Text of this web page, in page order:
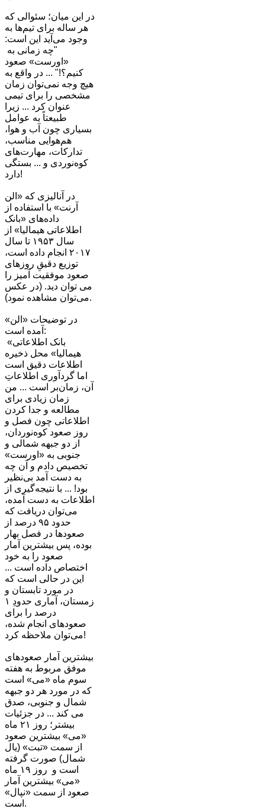
در این میان؛ سئوالی که
هر ساله برای تیم‌ها به
وجود می‌آید این است:
"چه زمانی به
«اورست» صعود
کنیم؟!" ... در واقع به
هیچ وجه نمی‌توان زمان
مشخصی را برای تیمی
عنوان کرد ... زیرا
طبیعتاً به عوامل
بسیاری چون آب و هوا،
هم‌هوایی مناسب،
تدارکات، مهارت‌های
کوه‌نوردی و ... بستگی
دارد!
در آنالیزی که «الن
آرنت» با استفاده از
داده‌های «بانک
اطلاعاتی هیمالیا» از
سال ١۹۵٣ تا سال
٢٠١٧ انجام داده است،
توزیع دقیقِ روزهای
صعود موفقیت آمیز را
می توان دید. (در عکس
می‌توان مشاهده نمود).
در توضیحات «الن»
آمده است:
«بانک اطلاعاتی
هیمالیا» محل ذخیره
اطلاعات دقیق است
اما گردآوری اطلاعاتِ
آن، زمان‌بر است ... من
زمان زیادی برای
مطالعه و جدا کردن
اطلاعاتی چون فصل و
روز صعود کوه‌نوردان،
از دو جبهه شمالی و
جنوبی به «اورست»
تخصیص دادم و آن چه
به دست آمد بی‌نظیر
بود! ... با نتیجه‌گیری از
اطلاعات به دست آمده،
می‌توان دریافت که
حدود ٩۵ درصد از
صعودها در فصل بهار
بوده، پس بیشترین آمار
صعود را به خود
اختصاص داده است ...
این در حالی است که
در مورد تابستان و
زمستان، آماری حدودِ ١
درصد را برای
صعودهای انجام شده،
می‌توان ملاحظه کرد!
بیشترین آمار صعودهای
موفق مربوط به هفته
سوم ماه «می» است
که در مورد هر دو جبهه
شمال و جنوبی، صدق
می کند ... در جزئیات
بیشتر؛ روز ٢١ ماه
«می» بیشترین صعود
از سمت «تبت» (یال
شمال) صورت گرفته
است و روز ١٩ ماه
«می» بیشترین آمار
صعود از سمت «نپال»
است.